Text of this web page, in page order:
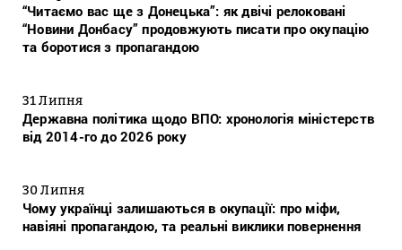
“Читаємо вас ще з Донецька”: як двічі релоковані
“Новини Донбасу” продовжують писати про окупацію
та боротися з пропагандою
31 Липня
Державна політика щодо ВПО: хронологія міністерств
від 2014-го до 2026 року
30 Липня
Чому українці залишаються в окупації: про міфи,
навіяні пропагандою, та реальні виклики повернення